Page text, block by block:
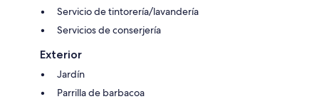
Servicio de tintorería/lavandería
Servicios de conserjería
Exterior
Jardín
Parrilla de barbacoa